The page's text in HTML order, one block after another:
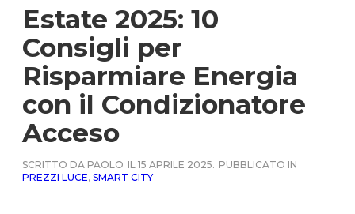
Estate 2025: 10
Consigli per
Risparmiare Energia
con il Condizionatore
Acceso
SCRITTO DA PAOLO IL 15 APRILE 2025. PUBBLICATO IN
PREZZI LUCE, SMART CITY